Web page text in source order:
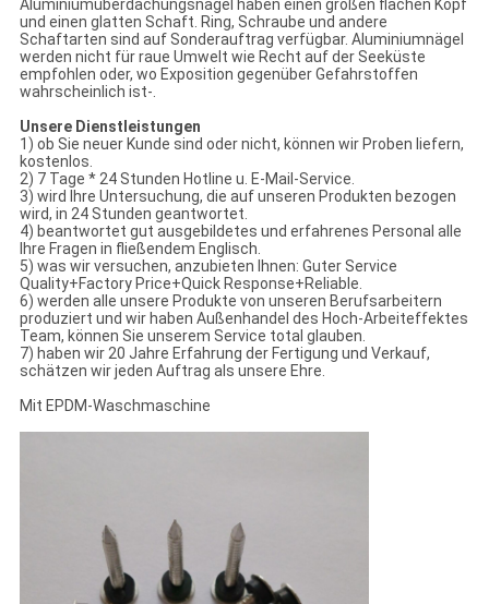
Aluminiumüberdachungsnägel haben einen großen flachen Kopf
und einen glatten Schaft. Ring, Schraube und andere
Schaftarten sind auf Sonderauftrag verfügbar. Aluminiumnägel
werden nicht für raue Umwelt wie Recht auf der Seeküste
empfohlen oder, wo Exposition gegenüber Gefahrstoffen
wahrscheinlich ist-.
Unsere Dienstleistungen
1) ob Sie neuer Kunde sind oder nicht, können wir Proben liefern,
kostenlos.
2) 7 Tage * 24 Stunden Hotline u. E-Mail-Service.
3) wird Ihre Untersuchung, die auf unseren Produkten bezogen
wird, in 24 Stunden geantwortet.
4) beantwortet gut ausgebildetes und erfahrenes Personal alle
Ihre Fragen in fließendem Englisch.
5) was wir versuchen, anzubieten Ihnen: Guter Service
Quality+Factory Price+Quick Response+Reliable.
6) werden alle unsere Produkte von unseren Berufsarbeitern
produziert und wir haben Außenhandel des Hoch-Arbeiteffektes
Team, können Sie unserem Service total glauben.
7) haben wir 20 Jahre Erfahrung der Fertigung und Verkauf,
schätzen wir jeden Auftrag als unsere Ehre.
Mit EPDM-Waschmaschine